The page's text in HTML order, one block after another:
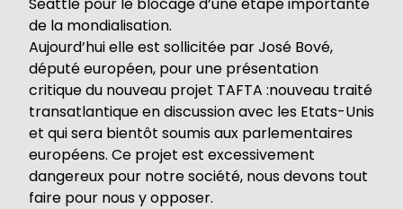
de la mondialisation.
Aujourd’hui elle est sollicitée par José Bové,
député européen, pour une présentation
critique du nouveau projet TAFTA :nouveau traité
transatlantique en discussion avec les Etats-Unis
et qui sera bientôt soumis aux parlementaires
européens. Ce projet est excessivement
dangereux pour notre société, nous devons tout
faire pour nous y opposer.